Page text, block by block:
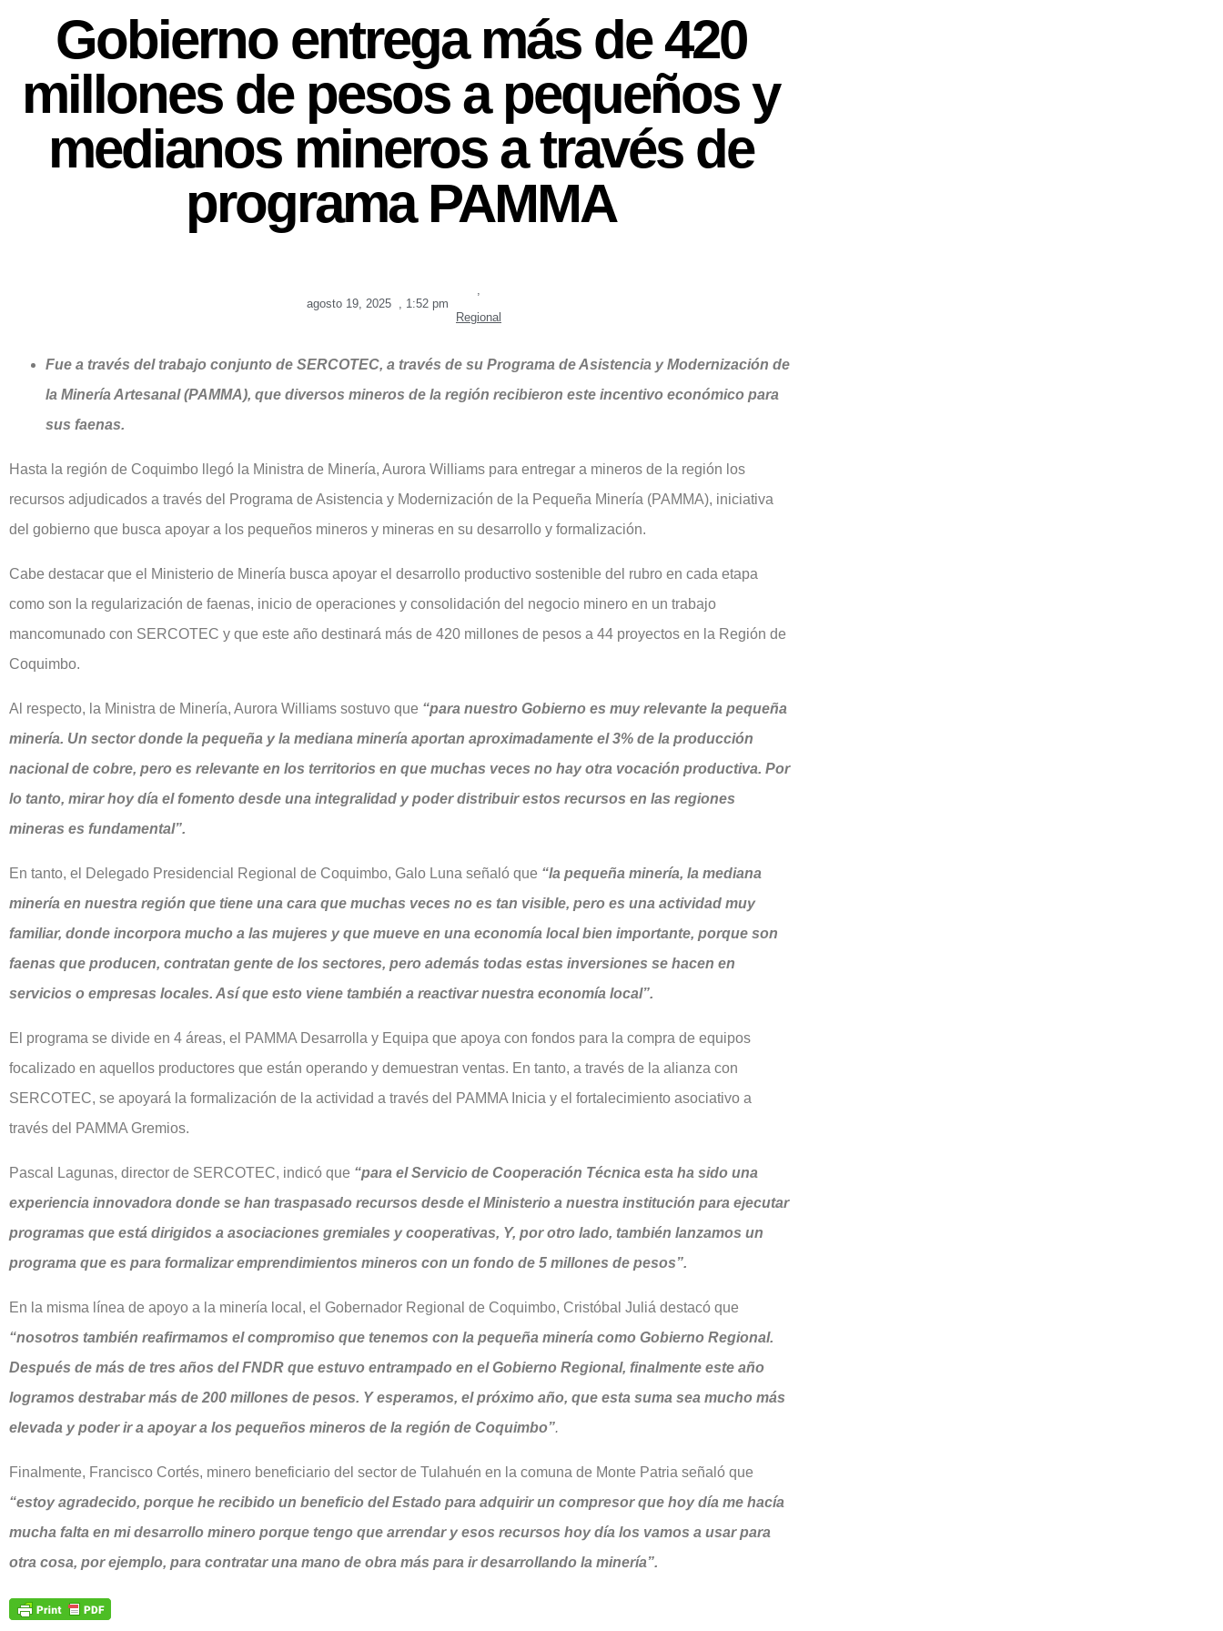
Gobierno entrega más de 420
millones de pesos a pequeños y
medianos mineros a través de
programa PAMMA
agosto 19, 2025 , 1:52 pm
,
Regional
Fue a través del trabajo conjunto de SERCOTEC, a través de su Programa de Asistencia y Modernización de
la Minería Artesanal (PAMMA), que diversos mineros de la región recibieron este incentivo económico para
sus faenas.
Hasta la región de Coquimbo llegó la Ministra de Minería, Aurora Williams para entregar a mineros de la región los
recursos adjudicados a través del Programa de Asistencia y Modernización de la Pequeña Minería (PAMMA), iniciativa
del gobierno que busca apoyar a los pequeños mineros y mineras en su desarrollo y formalización.
Cabe destacar que el Ministerio de Minería busca apoyar el desarrollo productivo sostenible del rubro en cada etapa
como son la regularización de faenas, inicio de operaciones y consolidación del negocio minero en un trabajo
mancomunado con SERCOTEC y que este año destinará más de 420 millones de pesos a 44 proyectos en la Región de
Coquimbo.
Al respecto, la Ministra de Minería, Aurora Williams sostuvo que “para nuestro Gobierno es muy relevante la pequeña
minería. Un sector donde la pequeña y la mediana minería aportan aproximadamente el 3% de la producción
nacional de cobre, pero es relevante en los territorios en que muchas veces no hay otra vocación productiva. Por
lo tanto, mirar hoy día el fomento desde una integralidad y poder distribuir estos recursos en las regiones
mineras es fundamental”.
En tanto, el Delegado Presidencial Regional de Coquimbo, Galo Luna señaló que “la pequeña minería, la mediana
minería en nuestra región que tiene una cara que muchas veces no es tan visible, pero es una actividad muy
familiar, donde incorpora mucho a las mujeres y que mueve en una economía local bien importante, porque son
faenas que producen, contratan gente de los sectores, pero además todas estas inversiones se hacen en
servicios o empresas locales. Así que esto viene también a reactivar nuestra economía local”.
El programa se divide en 4 áreas, el PAMMA Desarrolla y Equipa que apoya con fondos para la compra de equipos
focalizado en aquellos productores que están operando y demuestran ventas. En tanto, a través de la alianza con
SERCOTEC, se apoyará la formalización de la actividad a través del PAMMA Inicia y el fortalecimiento asociativo a
través del PAMMA Gremios.
Pascal Lagunas, director de SERCOTEC, indicó que “para el Servicio de Cooperación Técnica esta ha sido una
experiencia innovadora donde se han traspasado recursos desde el Ministerio a nuestra institución para ejecutar
programas que está dirigidos a asociaciones gremiales y cooperativas, Y, por otro lado, también lanzamos un
programa que es para formalizar emprendimientos mineros con un fondo de 5 millones de pesos”.
En la misma línea de apoyo a la minería local, el Gobernador Regional de Coquimbo, Cristóbal Juliá destacó que
“nosotros también reafirmamos el compromiso que tenemos con la pequeña minería como Gobierno Regional.
Después de más de tres años del FNDR que estuvo entrampado en el Gobierno Regional, finalmente este año
logramos destrabar más de 200 millones de pesos. Y esperamos, el próximo año, que esta suma sea mucho más
elevada y poder ir a apoyar a los pequeños mineros de la región de Coquimbo”.
Finalmente, Francisco Cortés, minero beneficiario del sector de Tulahuén en la comuna de Monte Patria señaló que
“estoy agradecido, porque he recibido un beneficio del Estado para adquirir un compresor que hoy día me hacía
mucha falta en mi desarrollo minero porque tengo que arrendar y esos recursos hoy día los vamos a usar para
otra cosa, por ejemplo, para contratar una mano de obra más para ir desarrollando la minería”.